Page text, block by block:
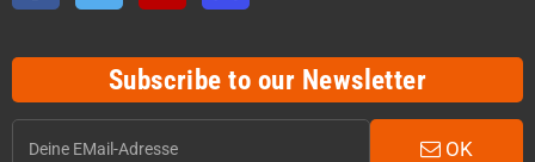
Subscribe to our Newsletter
OK